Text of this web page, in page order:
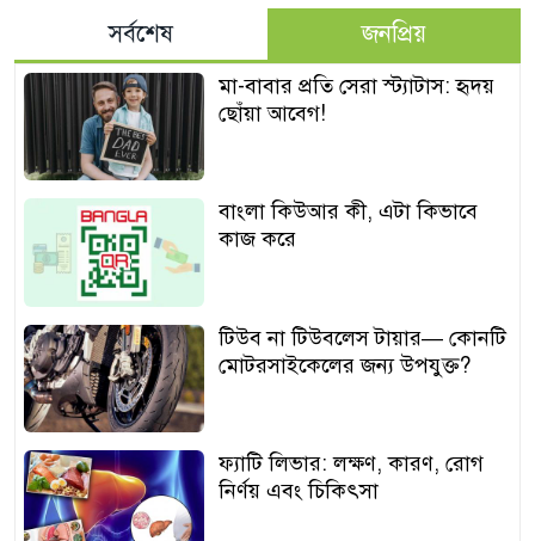
সর্বশেষ জনপ্রিয়
মা-বাবার প্রতি সেরা স্ট্যাটাস: হৃদয়
ছোঁয়া আবেগ!
বাংলা কিউআর কী, এটা কিভাবে
কাজ করে
টিউব না টিউবলেস টায়ার— কোনটি
মোটরসাইকেলের জন্য উপযুক্ত?
ফ্যাটি লিভার: লক্ষণ, কারণ, রোগ
নির্ণয় এবং চিকিৎসা